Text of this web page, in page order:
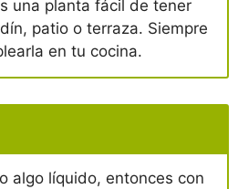
una planta fácil de tener
patio o terraza. Siempre
en tu cocina.
algo líquido, entonces con